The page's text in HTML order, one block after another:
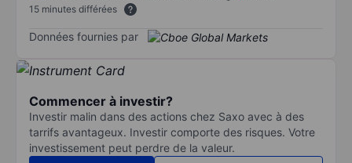
15 minutes différées
Données fournies par
Commencer à investir?
Investir malin dans des actions chez Saxo avec à des
tarrifs avantageux. Investir comporte des risques. Votre
investissement peut perdre de la valeur.